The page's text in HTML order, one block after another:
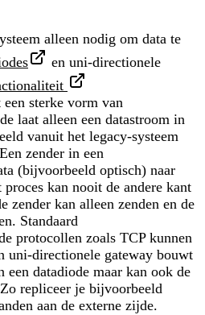
alleen nodig om data te
en uni-directionele
sterke vorm van
laat alleen een datastroom in
vanuit het legacy-systeem
zender in een
(bijvoorbeeld optisch) naar
kan nooit de andere kant
zender kan alleen zenden en de
Standaard
protocollen zoals TCP kunnen
uni-directionele gateway bouwt
een datadiode maar kan ook de
repliceer je bijvoorbeeld
aan de externe zijde.